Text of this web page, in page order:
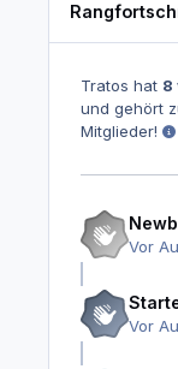
Tratos hat 8
und gehört
Mitglieder!
Vor
Vor